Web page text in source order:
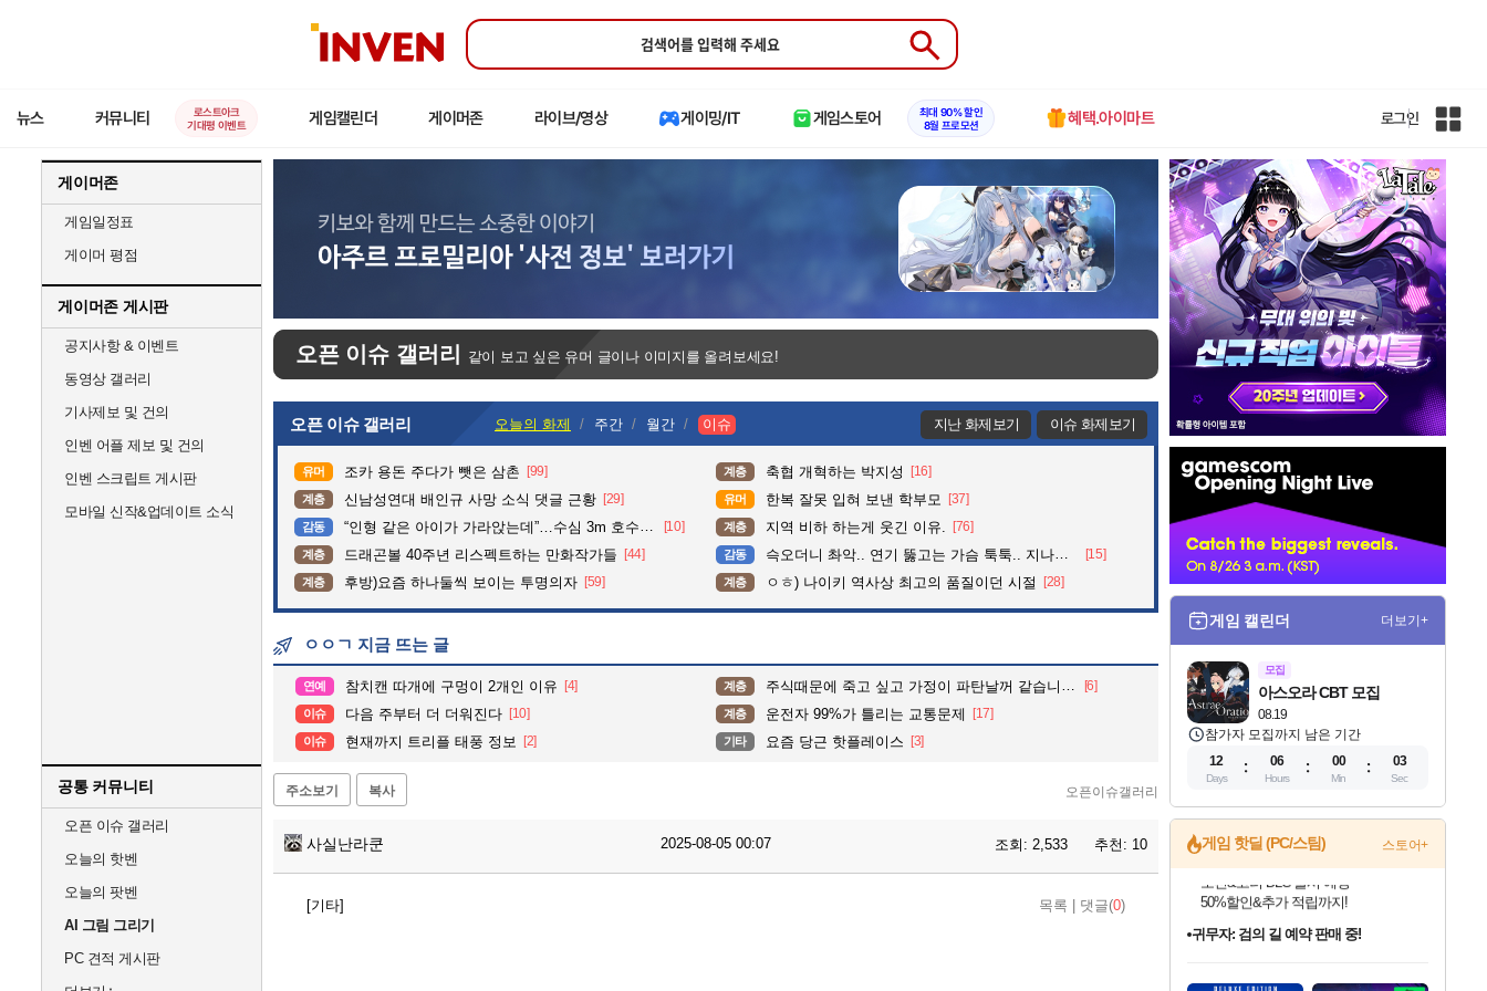
인
Submit
뉴스 커뮤니티
로스트아크
기대평 이벤트
게임캘린더 게이머존 라이브/영상 게이밍/IT 게임스토어
최대 90% 할인
8월 프로모션
혜택.아이마트 로그인
인
게이머존
게임일정표
게이머 평점
게이머존 게시판
공지사항 & 이벤트
동영상 갤러리
기사제보 및 건의
인벤 어플 제보 및 건의
인벤 스크립트 게시판
모바일 신작&업데이트 소식
공통 커뮤니티
오픈 이슈 갤러리
오늘의 핫벤
오늘의 팟벤
AI 그림 그리기
PC 견적 게시판
오픈 이슈 갤러리 같이 보고 싶은 유머 글이나 이미지를 올려보세요!
오픈 이슈 갤러리 오늘의 화제 주간 월간 이슈 지난 화제보기 이슈 화제보기
유머 조카 용돈 주다가 뺏은 삼촌 [99] 계층 축협 개혁하는 박지성 [16]
계층 신남성연대 배인규 사망 소식 댓글 근황 [29] 유머 한복 잘못 입혀 보낸 학부모 [37]
감동 “인형 같은 아이가 가라앉는데”…수심 3m 호수 뛰어든 60대 의인 [10] 계층 지역 비하 하는게 웃긴 이유. [76]
계층 드래곤볼 40주년 리스펙트하는 만화작가들 [44] 감동 슥오더니 촤악.. 연기 뚫고는 가슴 툭툭.. 지나가던 아재의 정체 [15]
계층 후방)요즘 하나둘씩 보이는 투명의자 [59] 계층 ㅇㅎ) 나이키 역사상 최고의 품질이던 시절 [28]
ㅇㅇㄱ 지금 뜨는 글
연예 참치캔 따개에 구멍이 2개인 이유 [4] 계층 주식때문에 죽고 싶고 가정이 파탄날꺼 같습니다. [6]
이슈 다음 주부터 더 더워진다 [10] 계층 운전자 99%가 틀리는 교통문제 [17]
이슈 현재까지 트리플 태풍 정보 [2] 기타 요즘 당근 핫플레이스 [3]
주소보기 복사 오픈이슈갤러리
사실난라쿤 2025-08-05 00:07 조회: 2,533 추천: 10
[기타] 목록 댓글(0)
벤
게임 캘린더 더보기+
모집
08.19
아스오라 CBT 모집
참가자 모집까지 남은 기간
12
Days
06
Hours
00
Min
01
Sec
게임 핫딜 (PC/스팀) 스토어+
귀무자: 검의 길 예약 판매 중!
10% 할인과
이니&베니 혜택까지!